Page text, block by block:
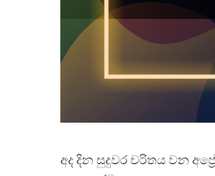
අද දින සුදුවර චරිතය වන